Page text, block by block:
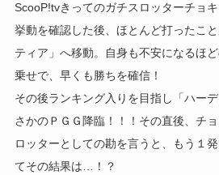
ScooP!tvきってのガチスロッターチョ
挙動を確認した後、ほとんど打ったこ
ティア」へ移動。自身も不安になるほ
乗せで、早くも勝ちを確信！
その後ランキング入りを目指し「ハー
さかのＰＧＧ降臨！！！その直後、チ
ロッターとしての勘を言うと、もう１
てその結果は…！？